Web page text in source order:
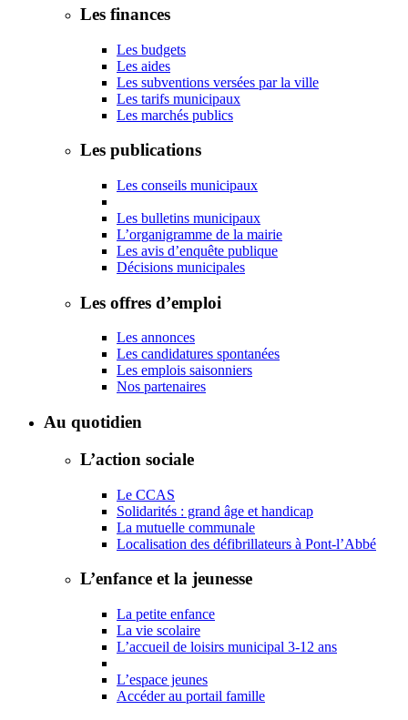
Les finances
Les budgets
Les aides
Les subventions versées par la ville
Les tarifs municipaux
Les marchés publics
Les publications
Les conseils municipaux
Les bulletins municipaux
L’organigramme de la mairie
Les avis d’enquête publique
Décisions municipales
Les offres d’emploi
Les annonces
Les candidatures spontanées
Les emplois saisonniers
Nos partenaires
Au quotidien
L’action sociale
Le CCAS
Solidarités : grand âge et handicap
La mutuelle communale
Localisation des défibrillateurs à Pont-l’Abbé
L’enfance et la jeunesse
La petite enfance
La vie scolaire
L’accueil de loisirs municipal 3-12 ans
L’espace jeunes
Accéder au portail famille